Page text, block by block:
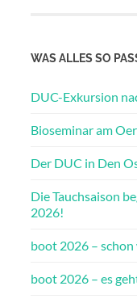
WAS ALLES SO
DUC-Exkursion
Bioseminar am
Der DUC in Den
Die Tauchsaison
2026!
boot 2026 –
boot 2026 – es